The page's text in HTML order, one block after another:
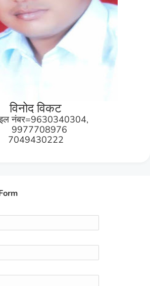
विनोद विकट
नंबर=9630340304,
9977708976
7049430222